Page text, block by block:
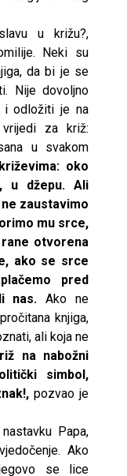
u križu?,
Neki su
da bi je se
Nije dovoljno
i odložiti je na
za križ:
u svakom
oko
u džepu. Ali
zaustavimo
mu srce,
otvorena
ako se srce
pred
nas.Ako ne
knjiga,
ali koja ne
na nabožni
simbol,
pozvao je
Papa,
Ako
se lice